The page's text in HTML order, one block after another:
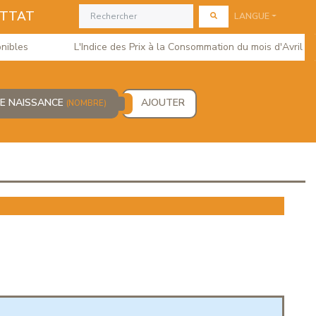
LANGUE
L'Indice des Prix à la Consommation du mois d'Avril
NAISSANCE (NOMBRE) AJOUTER